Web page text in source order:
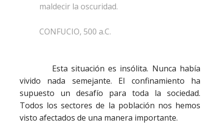
maldecir la oscuridad.
CONFUCIO, 500 a.C.
Esta situación es insólita. Nunca había
vivido nada semejante. El confinamiento ha
supuesto un desafío para toda la sociedad.
Todos los sectores de la población nos hemos
visto afectados de una manera importante.